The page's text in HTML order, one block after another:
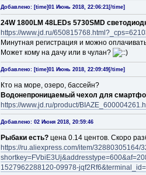
Добавлено: [time]01 Июнь 2018, 22:06:21[/time]
24W 1800LM 48LEDs 5730SMD
https://www.jd.ru/
Минутная регистрация и можно
Может кому на дачу или в чулан?
Добавлено: [time]01 Июнь 2018, 22:09:49[/time]
Кто на море, озеро, бассейн?
Водонепроницаемый чехол для
https://www.jd.ru/product/
Добавлено: 02 Июня 2018, 20:59:46
Рыбаки есть? цена 0.14 центов. Скоро
https://ru.aliexpress.com/item/32880305164/
1527962288120-09978-